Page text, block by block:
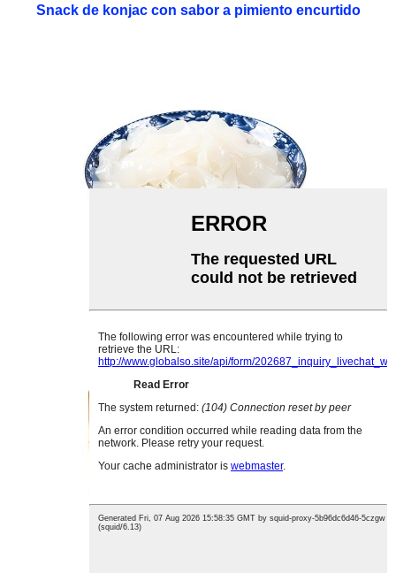
Snack de konjac con sabor a pimiento encurtido
fideos shirataki a granel